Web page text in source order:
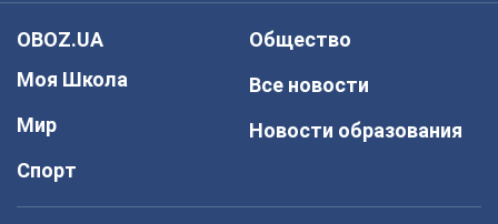
OBOZ.UA
Моя Школа
Мир
Спорт
Общество
Все новости
Новости образования